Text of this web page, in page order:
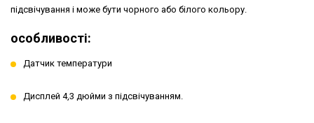
підсвічування і може бути чорного або білого кольору.
особливості:
Датчик температури
Дисплей 4,3 дюйми з підсвічуванням.